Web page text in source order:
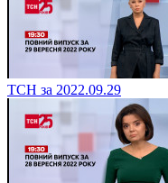
ТСН за 2022.09.29